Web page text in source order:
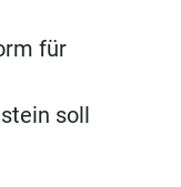
für
soll